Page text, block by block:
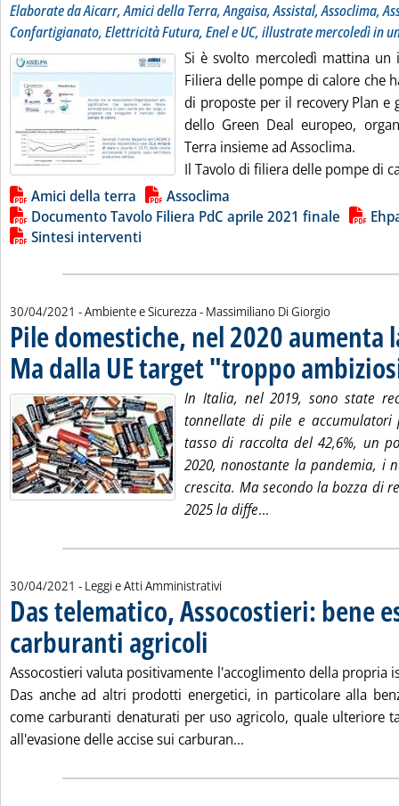
Elaborate da Aicarr, Amici della Terra, Angaisa, Assistal, Assoclima,
Confartigianato, Elettricità Futura, Enel e UC, illustrate mercoledì in
Si è svolto mercoledì mattina un
Filiera delle pompe di calore che
di proposte per il recovery Plan
dello Green Deal europeo,
Terra insieme ad Assoclima.
Il Tavolo di filiera delle pompe di
Lista allegati PDF alla notizia
Amici della terra
Assoclima
Documento Tavolo Filiera PdC aprile 2021 finale
Sintesi interventi
30/04/2021 - Ambiente e Sicurezza - di:
Massimiliano Di Giorgio
Pile domestiche, nel 2020 aumenta
Ma dalla UE target "troppo
In Italia, nel 2019, sono state
tonnellate di pile e
tasso di raccolta del 42,6%, un
2020, nonostante la pandemia, i
crescita. Ma secondo la bozza di
2025 la diffe...
30/04/2021 - Leggi e Atti Amministrativi
Das telematico, Assocostieri: bene
carburanti agricoli
Assocostieri valuta positivamente l'accoglimento della propria
Das anche ad altri prodotti energetici, in particolare alla
come carburanti denaturati per uso agricolo, quale ulteriore
all'evasione delle accise sui carburan...